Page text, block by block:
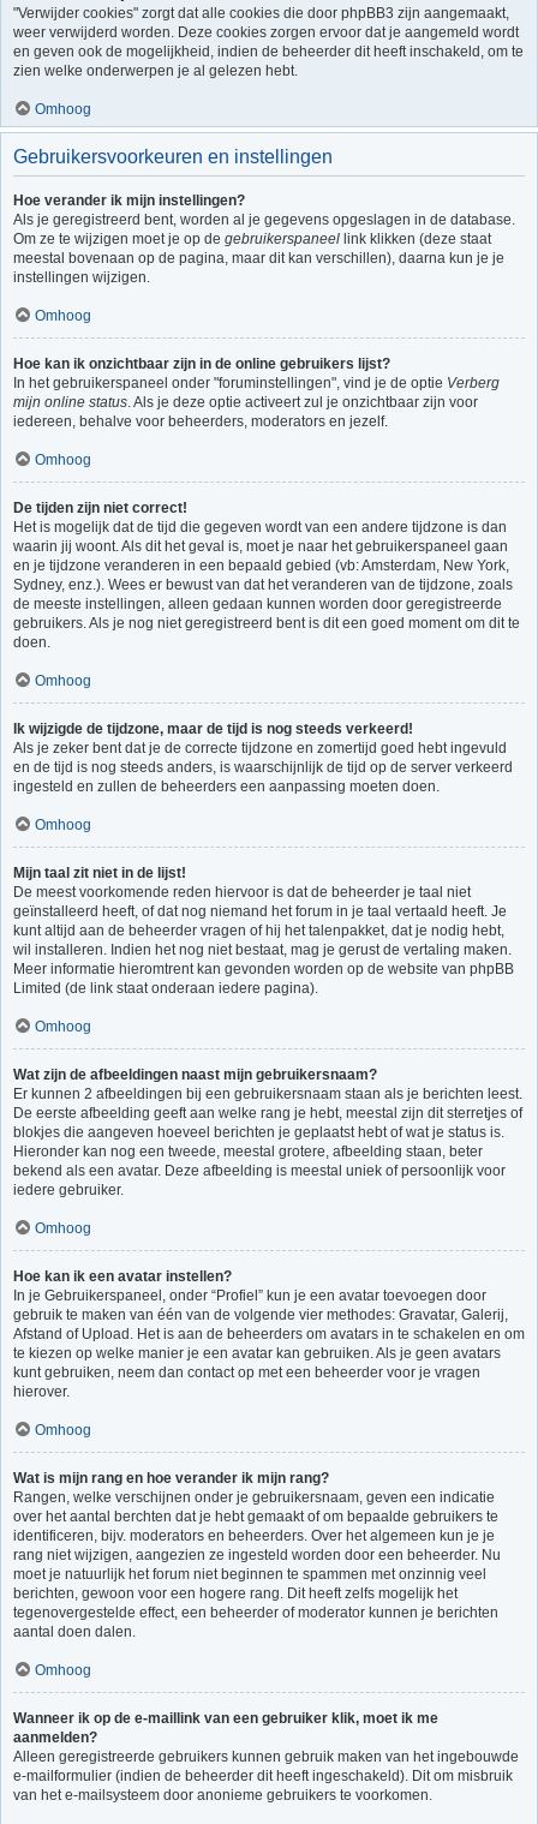
"Verwijder cookies" zorgt dat alle cookies die door phpBB3 zijn aangemaakt,
weer verwijderd worden. Deze cookies zorgen ervoor dat je aangemeld wordt
en geven ook de mogelijkheid, indien de beheerder dit heeft inschakeld, om te
zien welke onderwerpen je al gelezen hebt.
Omhoog
Gebruikersvoorkeuren en instellingen
Hoe verander ik mijn instellingen?
Als je geregistreerd bent, worden al je gegevens opgeslagen in de database.
Om ze te wijzigen moet je op de gebruikerspaneel link klikken (deze staat
meestal bovenaan op de pagina, maar dit kan verschillen), daarna kun je je
instellingen wijzigen.
Omhoog
Hoe kan ik onzichtbaar zijn in de online gebruikers lijst?
In het gebruikerspaneel onder "foruminstellingen", vind je de optie Verberg
mijn online status. Als je deze optie activeert zul je onzichtbaar zijn voor
iedereen, behalve voor beheerders, moderators en jezelf.
Omhoog
De tijden zijn niet correct!
Het is mogelijk dat de tijd die gegeven wordt van een andere tijdzone is dan
waarin jij woont. Als dit het geval is, moet je naar het gebruikerspaneel gaan
en je tijdzone veranderen in een bepaald gebied (vb: Amsterdam, New York,
Sydney, enz.). Wees er bewust van dat het veranderen van de tijdzone, zoals
de meeste instellingen, alleen gedaan kunnen worden door geregistreerde
gebruikers. Als je nog niet geregistreerd bent is dit een goed moment om dit te
doen.
Omhoog
Ik wijzigde de tijdzone, maar de tijd is nog steeds verkeerd!
Als je zeker bent dat je de correcte tijdzone en zomertijd goed hebt ingevuld
en de tijd is nog steeds anders, is waarschijnlijk de tijd op de server verkeerd
ingesteld en zullen de beheerders een aanpassing moeten doen.
Omhoog
Mijn taal zit niet in de lijst!
De meest voorkomende reden hiervoor is dat de beheerder je taal niet
geïnstalleerd heeft, of dat nog niemand het forum in je taal vertaald heeft. Je
kunt altijd aan de beheerder vragen of hij het talenpakket, dat je nodig hebt,
wil installeren. Indien het nog niet bestaat, mag je gerust de vertaling maken.
Meer informatie hieromtrent kan gevonden worden op de website van phpBB
Limited (de link staat onderaan iedere pagina).
Omhoog
Wat zijn de afbeeldingen naast mijn gebruikersnaam?
Er kunnen 2 afbeeldingen bij een gebruikersnaam staan als je berichten leest.
De eerste afbeelding geeft aan welke rang je hebt, meestal zijn dit sterretjes of
blokjes die aangeven hoeveel berichten je geplaatst hebt of wat je status is.
Hieronder kan nog een tweede, meestal grotere, afbeelding staan, beter
bekend als een avatar. Deze afbeelding is meestal uniek of persoonlijk voor
iedere gebruiker.
Omhoog
Hoe kan ik een avatar instellen?
In je Gebruikerspaneel, onder “Profiel” kun je een avatar toevoegen door
gebruik te maken van één van de volgende vier methodes: Gravatar, Galerij,
Afstand of Upload. Het is aan de beheerders om avatars in te schakelen en om
te kiezen op welke manier je een avatar kan gebruiken. Als je geen avatars
kunt gebruiken, neem dan contact op met een beheerder voor je vragen
hierover.
Omhoog
Wat is mijn rang en hoe verander ik mijn rang?
Rangen, welke verschijnen onder je gebruikersnaam, geven een indicatie
over het aantal berchten dat je hebt gemaakt of om bepaalde gebruikers te
identificeren, bijv. moderators en beheerders. Over het algemeen kun je je
rang niet wijzigen, aangezien ze ingesteld worden door een beheerder. Nu
moet je natuurlijk het forum niet beginnen te spammen met onzinnig veel
berichten, gewoon voor een hogere rang. Dit heeft zelfs mogelijk het
tegenovergestelde effect, een beheerder of moderator kunnen je berichten
aantal doen dalen.
Omhoog
Wanneer ik op de e-maillink van een gebruiker klik, moet ik me
aanmelden?
Alleen geregistreerde gebruikers kunnen gebruik maken van het ingebouwde
e-mailformulier (indien de beheerder dit heeft ingeschakeld). Dit om misbruik
van het e-mailsysteem door anonieme gebruikers te voorkomen.